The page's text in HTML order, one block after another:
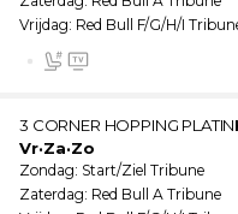
Vrijdag Red Bull F/G/H/I
Ticketinformatie:
Dit ticket is geldig op:
Onoverdekte tribune
3 CORNER HOPPING PLATIN
Vr·Za·Zo
Zondag Start/Ziel Tribune
Zaterdag Red Bull A Tribune